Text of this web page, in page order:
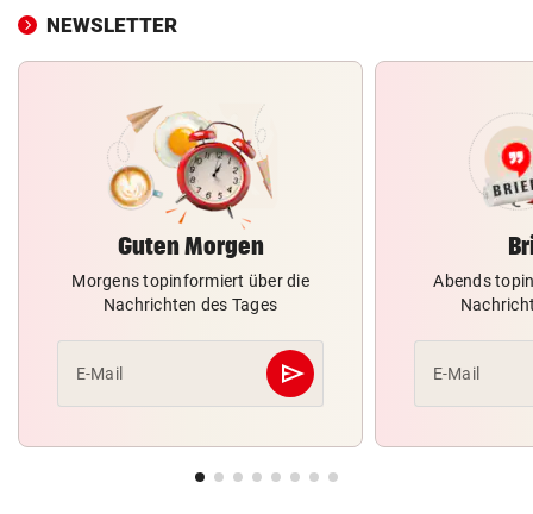
NEWSLETTER
Guten Morgen
Morgens topinformiert über die
Nachrichten des Tages
E-Mail send
Abschicken
Abends
E-Mail